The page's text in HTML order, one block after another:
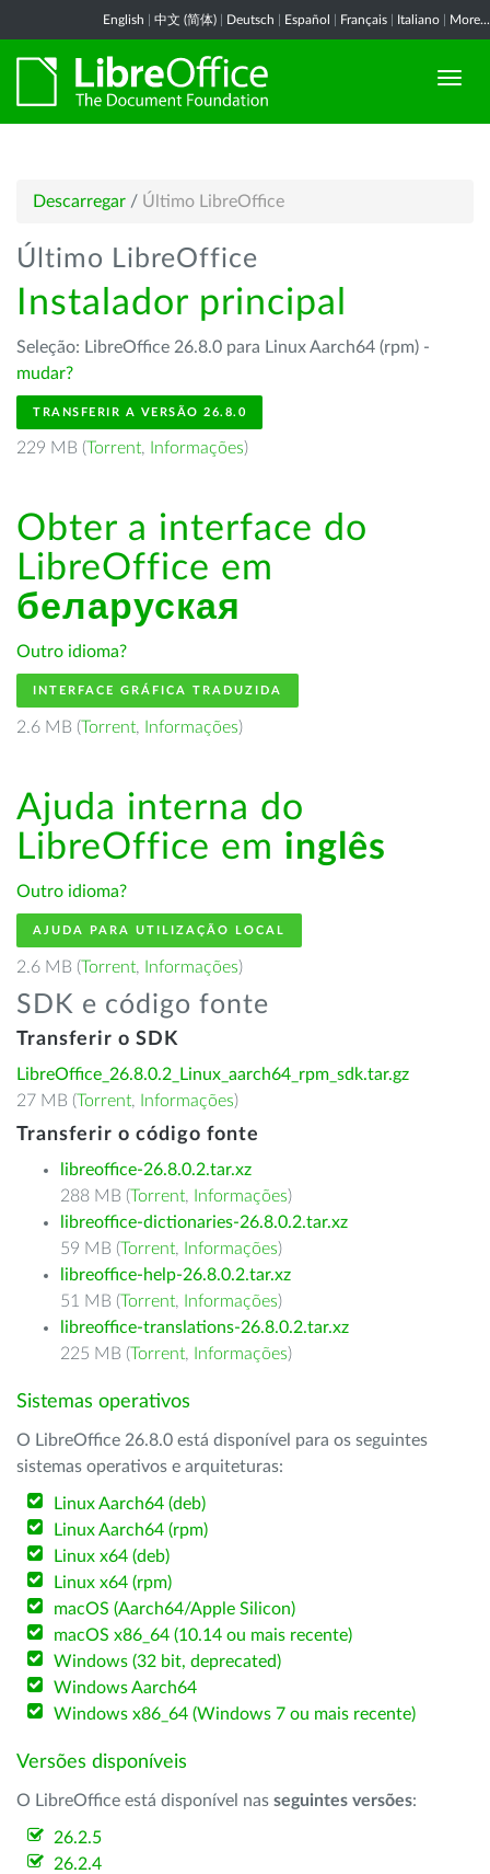
English 中文 (简体) Deutsch Español Français Italiano More...
Descarregar / Último LibreOffice
Último LibreOffice
Instalador principal
Seleção: LibreOffice 26.8.0 para Linux Aarch64 (rpm) -
mudar?
TRANSFERIR A VERSÃO 26.8.0
229 MB (Torrent, Informações)
Obter a interface do
LibreOffice em
беларуская
Outro idioma?
INTERFACE GRÁFICA TRADUZIDA
2.6 MB (Torrent, Informações)
Ajuda interna do
LibreOffice em inglês
Outro idioma?
AJUDA PARA UTILIZAÇÃO LOCAL
2.6 MB (Torrent, Informações)
SDK e código fonte
Transferir o SDK
LibreOffice_26.8.0.2_Linux_aarch64_rpm_sdk.tar.gz
27 MB (Torrent, Informações)
Transferir o código fonte
libreoffice-26.8.0.2.tar.xz
288 MB (Torrent, Informações)
libreoffice-dictionaries-26.8.0.2.tar.xz
59 MB (Torrent, Informações)
libreoffice-help-26.8.0.2.tar.xz
51 MB (Torrent, Informações)
libreoffice-translations-26.8.0.2.tar.xz
225 MB (Torrent, Informações)
Sistemas operativos
O LibreOffice 26.8.0 está disponível para os seguintes
sistemas operativos e arquiteturas:
Linux Aarch64 (deb)
Linux Aarch64 (rpm)
Linux x64 (deb)
Linux x64 (rpm)
macOS (Aarch64/Apple Silicon)
macOS x86_64 (10.14 ou mais recente)
Windows (32 bit, deprecated)
Windows Aarch64
Windows x86_64 (Windows 7 ou mais recente)
Versões disponíveis
O LibreOffice está disponível nas seguintes versões:
26.2.5
26.2.4